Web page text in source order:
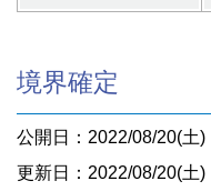
境界確定
公開日：2022/08/20(土)
更新日：2022/08/20(土)